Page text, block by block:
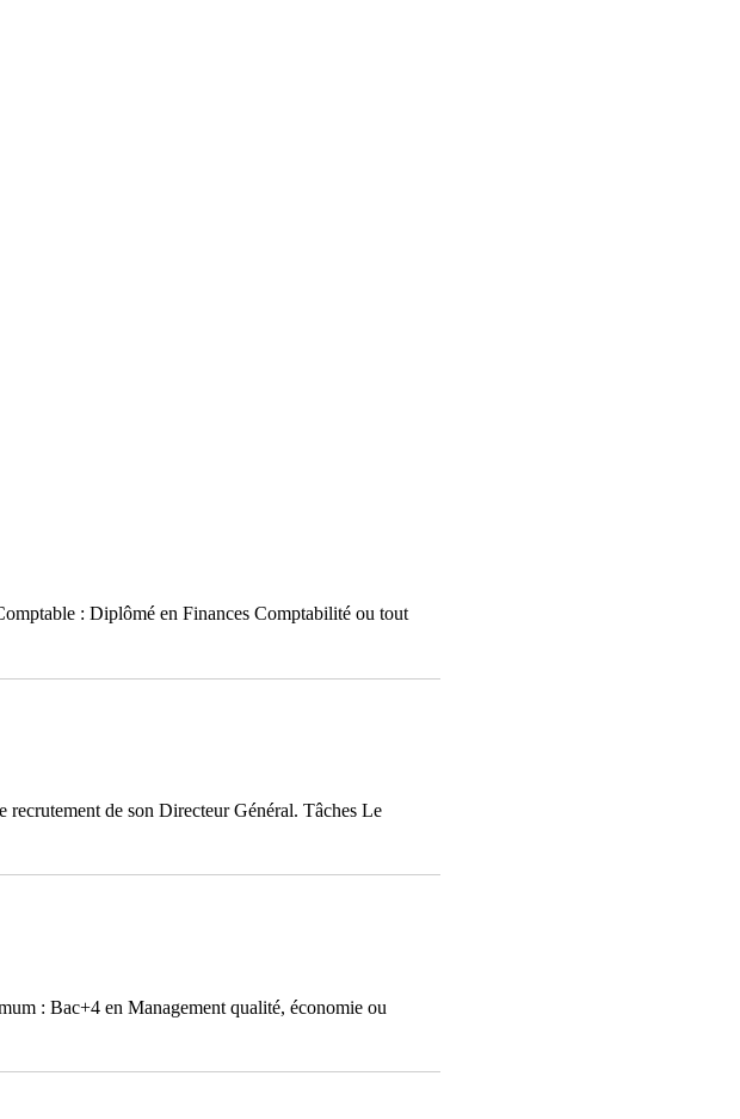
: Diplômé en Finances Comptabilité ou tout
recrutement de son Directeur Général. Tâches Le
: Bac+4 en Management qualité, économie ou